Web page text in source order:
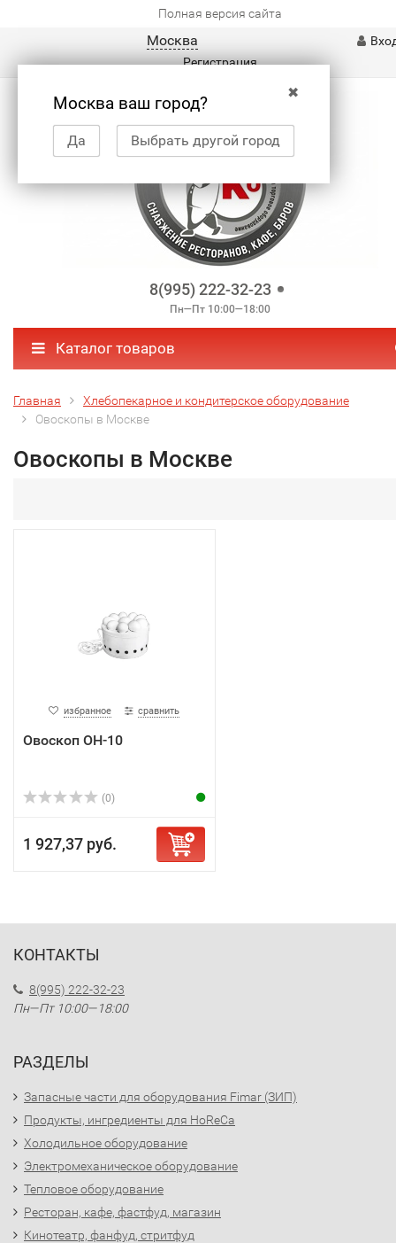
Полная версия сайта
Москва
✖
Москва ваш город?
Да Выбрать другой город
Регистрация
8(995) 222-32-23
Пн—Пт 10:00—18:00
Каталог товаров
Главная
Хлебопекарное и кондитерское оборудование
Овоскопы в Москве
Овоскопы в Москве
избранное сравнить
Овоскоп ОН-10
(0)
1 927,37 руб.
КОНТАКТЫ
8(995) 222-32-23
Пн—Пт 10:00—18:00
РАЗДЕЛЫ
Запасные части для оборудования Fimar (ЗИП)
Продукты, ингредиенты для HoReCa
Холодильное оборудование
Электромеханическое оборудование
Тепловое оборудование
Ресторан, кафе, фастфуд, магазин
Кинотеатр, фанфуд, стритфуд